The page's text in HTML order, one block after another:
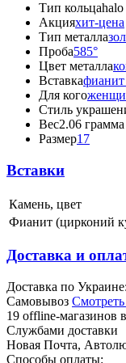
Тип кольцаhalo
Акцияхит-цена
Тип металла
Проба585°
Цвет металла
Вставка
Для кого
Стиль
Вес2.06 грамма
Размер17
Вставки
Камень, цвет
Фианит (цирконий
Доставка и
Доставка по Украине:
Самовывоз
19 offline-магазинов
Службами доставки
Новая Почта,
Способы оплаты: